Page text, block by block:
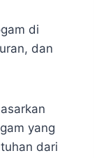
di
dan
yang
dari